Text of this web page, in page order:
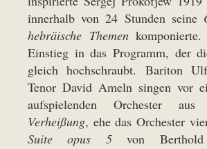
innerhalb von 24 Stunden seine
hebräische Themenkomponierte.
Einstieg in das Programm, der
gleich hochschraubt. Bariton
Tenor David Ameln singen vor
aufspielenden Orchester
Verheißung, ehe das Orchester
Suite opus 5von Berthold